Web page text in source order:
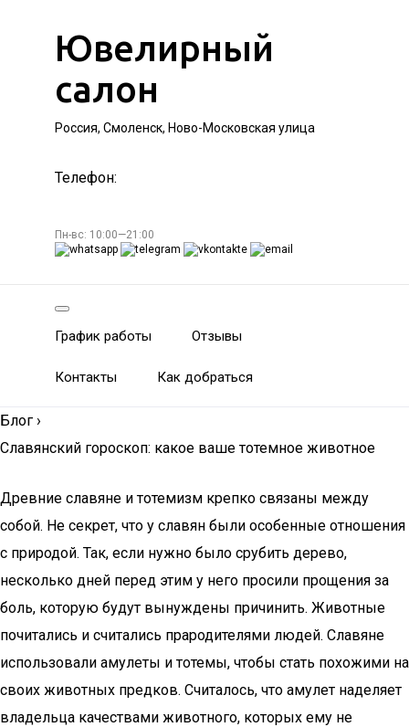
Ювелирный
салон
Россия, Смоленск, Ново-Московская улица
Телефон:
Пн-вс: 10:00—21:00
График работы Отзывы
Контакты Как добраться
Блог ›
Славянский гороскоп: какое ваше тотемное животное
Древние славяне и тотемизм крепко связаны между
собой. Не секрет, что у славян были особенные отношения
с природой. Так, если нужно было срубить дерево,
несколько дней перед этим у него просили прощения за
боль, которую будут вынуждены причинить. Животные
почитались и считались прародителями людей. Славяне
использовали амулеты и тотемы, чтобы стать похожими на
своих животных предков. Считалось, что амулет наделяет
владельца качествами животного, которых ему не